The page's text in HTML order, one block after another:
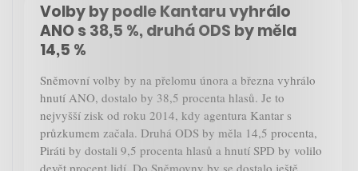
Volby by podle Kantaru vyhrálo
ANO s 38,5 %, druhá ODS by měla
14,5 %
Sněmovní volby by na přelomu února a března vyhrálo
hnutí ANO, dostalo by 38,5 procenta hlasů. Je to
nejvyšší zisk od roku 2014, kdy agentura Kantar s
průzkumem začala. Druhá ODS by měla 14,5 procenta,
Piráti by dostali 9,5 procenta hlasů a hnutí SPD by volilo